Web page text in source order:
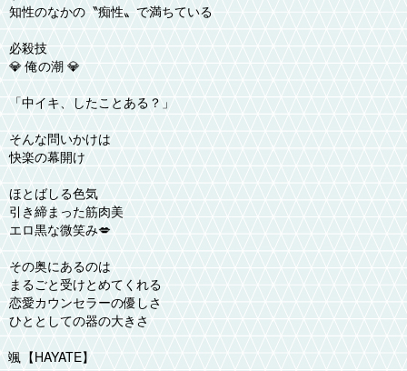
知性のなかの〝痴性〟で満ちている
必殺技
💎 俺の潮 💎
「中イキ、したことある？」
そんな問いかけは
快楽の幕開け
ほとばしる色気
引き締まった筋肉美
エロ黒な微笑み💋
その奥にあるのは
まるごと受けとめてくれる
恋愛カウンセラーの優しさ
ひととしての器の大きさ
颯【HAYATE】